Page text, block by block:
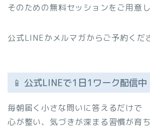
そのための無料セッションをご用意し
公式LINEかメルマガからご予約くだ
📱 公式LINEで1日1ワーク配信中
毎朝届く小さな問いに答えるだけで
心が整い、気づきが深まる習慣が育